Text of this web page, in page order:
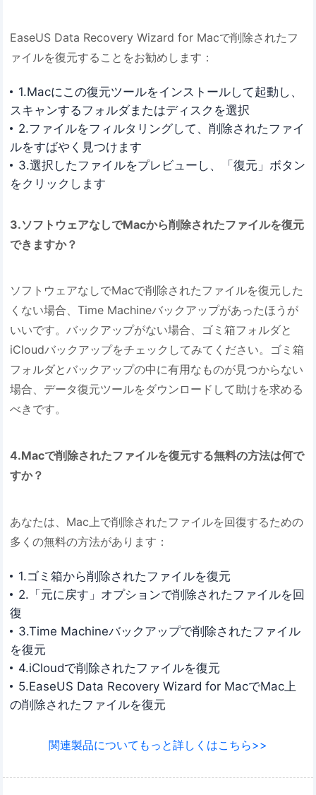
EaseUS Data Recovery Wizard for Macで削除されたフ
ァイルを復元することをお勧めします：
1.Macにこの復元ツールをインストールして起動し、
スキャンするフォルダまたはディスクを選択
2.ファイルをフィルタリングして、削除されたファイ
ルをすばやく見つけます
3.選択したファイルをプレビューし、「復元」ボタン
をクリックします
3.ソフトウェアなしでMacから削除されたファイルを復元
できますか？
ソフトウェアなしでMacで削除されたファイルを復元した
くない場合、Time Machineバックアップがあったほうが
いいです。バックアップがない場合、ゴミ箱フォルダと
iCloudバックアップをチェックしてみてください。ゴミ箱
フォルダとバックアップの中に有用なものが見つからない
場合、データ復元ツールをダウンロードして助けを求める
べきです。
4.Macで削除されたファイルを復元する無料の方法は何で
すか？
あなたは、Mac上で削除されたファイルを回復するための
多くの無料の方法があります：
1.ゴミ箱から削除されたファイルを復元
2.「元に戻す」オプションで削除されたファイルを回
復
3.Time Machineバックアップで削除されたファイル
を復元
4.iCloudで削除されたファイルを復元
5.EaseUS Data Recovery Wizard for MacでMac上
の削除されたファイルを復元
関連製品についてもっと詳しくはこちら>>